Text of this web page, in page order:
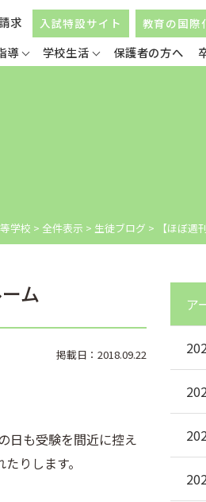
導 学校生活 保護者の方へ
求 入試特設サイト 教育の国際
学校 > 全件表示 > 生徒ブログ > 【ほぼ
ム
掲載日：2018.09.22
日も受験を間近に控え
りします。
ア